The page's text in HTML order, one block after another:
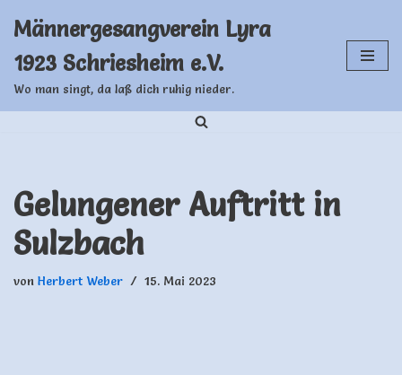
Inhalt
springen
Männergesangverein Lyra
1923 Schriesheim e.V.
Wo man singt, da laß dich ruhig nieder.
Gelungener Auftritt in
Sulzbach
von Herbert Weber 15. Mai 2023